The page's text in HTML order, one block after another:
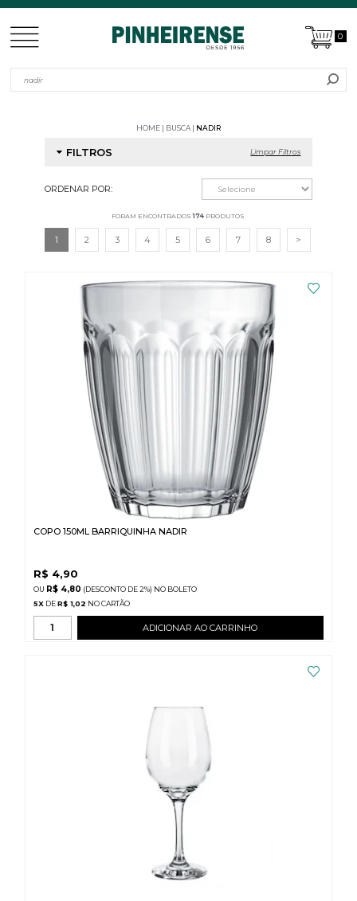
0
HOME BUSCA NADIR
FILTROS Limpar Filtros
ORDENAR POR:
FORAM ENCONTRADOS174 PRODUTOS
1 2 3 4 5 6 7 8 >
COPO 150ML BARRIQUINHA NADIR
R$ 4,90
R$ 4,80 (DESCONTO DE 2%) NO BOLETO
5X DE R$ 1,02
ADICIONAR AO CARRINHO